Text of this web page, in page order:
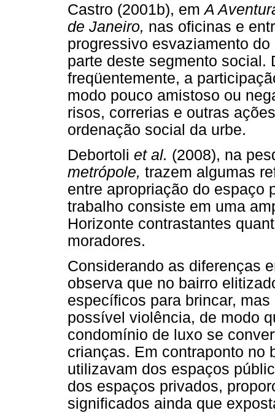
Castro (2001b), emA
de Janeiro, nas oficinas e
progressivo esvaziamento
parte deste segmento social.
freqüentemente, a
modo pouco amistoso ou
risos, correrias e outras
ordenação social da urbe.
Debortoli et al. (2008), na
metrópole, trazem algumas
entre apropriação do espaço
trabalho consiste em uma
Horizonte contrastantes
moradores.
Considerando as diferenças
observa que no bairro
específicos para brincar,
possível violência, de modo
condomínio de luxo se
crianças. Em contraponto no
utilizavam dos espaços
dos espaços privados,
significados ainda que